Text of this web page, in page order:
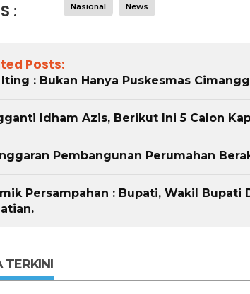
: Nasional News
Posts:
Iting : Bukan Hanya Puskesmas
Idham Azis, Berikut Ini 5 Calon
Pembangunan Perumahan
Persampahan : Bupati, Wakil Bupati
TERKINI